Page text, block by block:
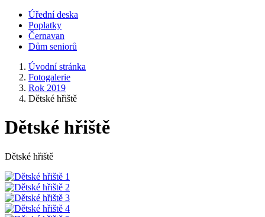
Úřední deska
Poplatky
Černavan
Dům seniorů
Úvodní stránka
Fotogalerie
Rok 2019
Dětské hřiště
Dětské hřiště
Dětské hřiště